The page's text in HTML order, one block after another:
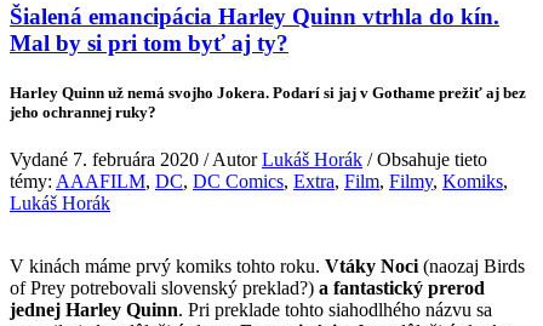
Šialená emancipácia Harley Quinn vtrhla do kín.
Mal by si pri tom byť aj ty?
Harley Quinn už nemá svojho Jokera. Podarí si jaj v Gothame prežiť aj bez
jeho ochrannej ruky?
Vydané 7. februára 2020 / AutorLukáš Horák / Obsahuje tieto
témy: AAAFILM, DC, DC Comics, Extra, Film, Filmy, Komiks,
Lukáš Horák
V kinách máme prvý komiks tohto roku. Vtáky Noci (naozaj Birds
of Prey potrebovali slovenský preklad?) a fantastický prerod
jednej Harley Quinn. Pri preklade tohto siahodlhého názvu sa